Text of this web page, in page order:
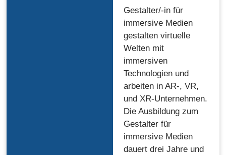
Gestalter/-in für
immersive Medien
gestalten virtuelle
Welten mit
immersiven
Technologien und
arbeiten in AR-, VR,
und XR-Unternehmen.
Die Ausbildung zum
Gestalter für
immersive Medien
dauert drei Jahre und